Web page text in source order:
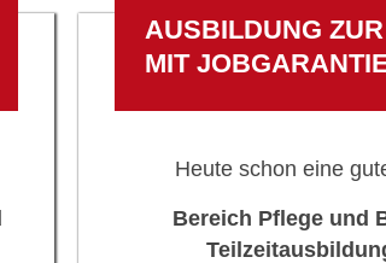
AUSBILDUNG
MIT
Heute schon eine
Bereich Pflege und